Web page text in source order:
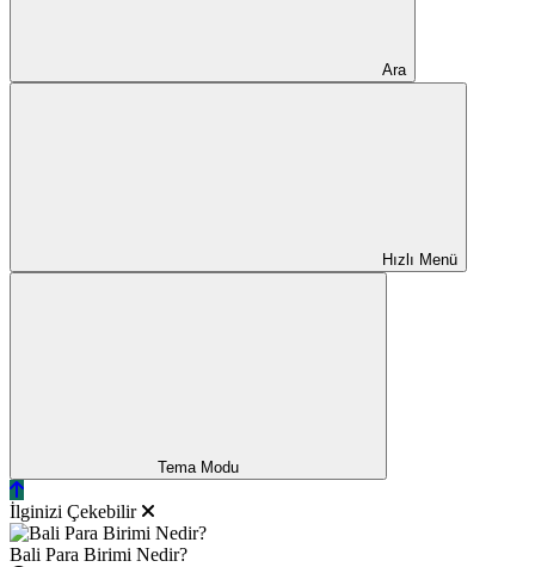
Ara
Hızlı Menü
Tema Modu
İlginizi Çekebilir
Bali Para Birimi Nedir?